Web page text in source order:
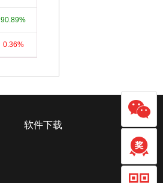
90.89%
0.36%
软件下载